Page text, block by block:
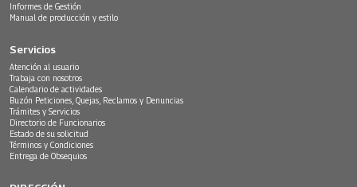
Informes de Gestión
Manual de producción y estilo
Servicios
Atención al usuario
Trabaja con nosotros
Calendario de actividades
Buzón Peticiones, Quejas, Reclamos y Denuncias
Trámites y Servicios
Directorio de Funcionarios
Estado de su solicitud
Términos y Condiciones
Entrega de Obsequios